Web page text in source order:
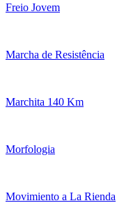
Freio Jovem
Marcha de Resistência
Marchita 140 Km
Morfologia
Movimiento a La Rienda